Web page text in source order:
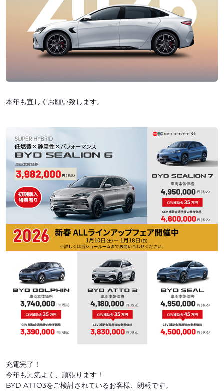
本年も宜しくお願い致します。
充電完了！
今年も元気よく、頑張ります！
BYD ATTO3をご検討されているお客様、朗報です。